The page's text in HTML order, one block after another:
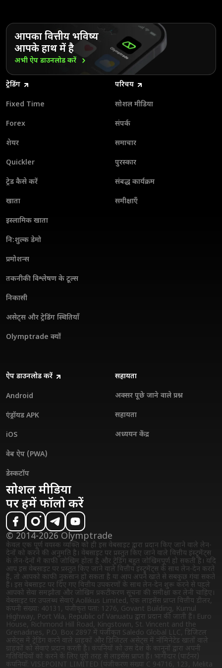
आपका वित्तीय भविष्य
आपके हाथ में है
अभी ऐप डाउनलोड करें
ट्रेडिंग
Fixed Time
Forex
शेयर
Quickler
ट्रेड कैसे करें
खाता
इस्लामिक खाता
नि:शुल्क डेमो
प्रमोशन्स
तकनीकी विश्लेषण के टूल्स
निकासी
असेट्स और ट्रेडिंग स्थितियाँ
Olymptrade क्यों
परिचय
सोशल मीडिया
संपर्क
समाचार
पुरस्कार
संबद्ध कार्यक्रम
समीक्षाएँ
ऐप डाउनलोड करें
Android
एंड्रॉयड APK
iOS
वेब ऐप (PWA)
डेस्कटॉप
सहायता
अक्सर पूछे जाने वाले प्रश्न
सहायता
अध्ययन केंद्र
सोशल मीडिया
पर हमें फॉलो करें
© 2014-2026 Olymptrade
केवल एक पूर्ण वयस्क व्यक्ति को ही इस वेबसाइट द्वारा प्रदान किए जाने वाले लेन-
देनों को करने की अनुमति है। वेबसाइट पर प्रस्तुत किए जाने वाले वित्तीय इंस्ट्रुमेंट्स
के लेन-देनों में काफी जोखिम होता है और ट्रेडिंग बहुत जोखिमपूर्ण हो सकती है। यदि
आप इस वेबसाइट पर प्रस्तुत किए जाने वाले वित्तीय इंस्ट्रुमेंट्स के साथ लेन-देन करते
हैं, तो आपको काफी नुकसान हो सकता है या आप अपने खाते से सबकुछ गंवा सकते
हैं। इस वेबसाइट पर दिए गए वित्तीय उपकरणों के साथ लेन-देन शुरू करने से पहले
आपको सेवा समझौता और जोखिम प्रकटीकरण सूचना की समीक्षा कर लेनी चाहिए।
वेबसाइट पर उपलब्ध सेवाएं Aollikus Limited, एक लाइसेंस प्राप्त वित्तीय डीलर,
कंपनी संख्या: 40131, पंजीकृत पता: 1276, Govant Building, Kumul
Highway, Port Vila, Republic of Vanuatu द्वारा प्रदान की जाती हैं। Euro
House, Richmond Hill Road, Kingstown, St. Vincent and the
Grenadines, P.O. Box 2897 में पंजीकृत Saledo Global LLC, डिजिटल
असेट्स में ट्रेडिंग करने वाले ग्राहकों और डिजिटल असेट्स में नॉमिनेटेड खातों वाले
ग्राहकों को सेवाएं प्रदान करती है। कंपनियों को उस देश के कानूनों द्वारा अपनी
गतिविधियों को करने के लिए पूरी तरह से लाइसेंस प्राप्त हैं। भागीदार (पार्टनर)
कंपनियाँ: VISEPOINT LIMITED (पंजीकरण संख्या C 94716, 123, Melita